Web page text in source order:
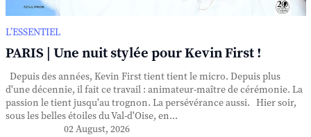
L’ESSENTIEL
PARIS | Une nuit stylée pour Kevin First !
Depuis des années, Kevin First tient tient le micro. Depuis plus
d'une décennie, il fait ce travail : animateur-maître de cérémonie. La
passion le tient jusqu'au trognon. La persévérance aussi. Hier soir,
sous les belles étoiles du Val-d'Oise, en...
02 August, 2026